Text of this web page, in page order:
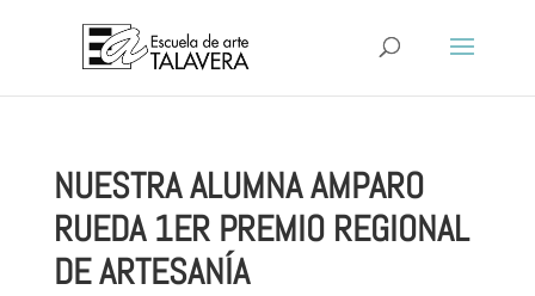
NUESTRA ALUMNA AMPARO
RUEDA 1ER PREMIO REGIONAL
DE ARTESANÍA